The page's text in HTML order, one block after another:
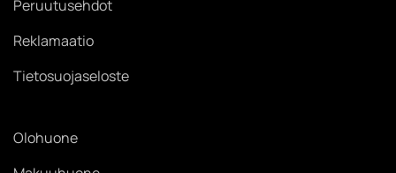
Peruutusehdot
Reklamaatio
Tietosuojaseloste
Olohuone